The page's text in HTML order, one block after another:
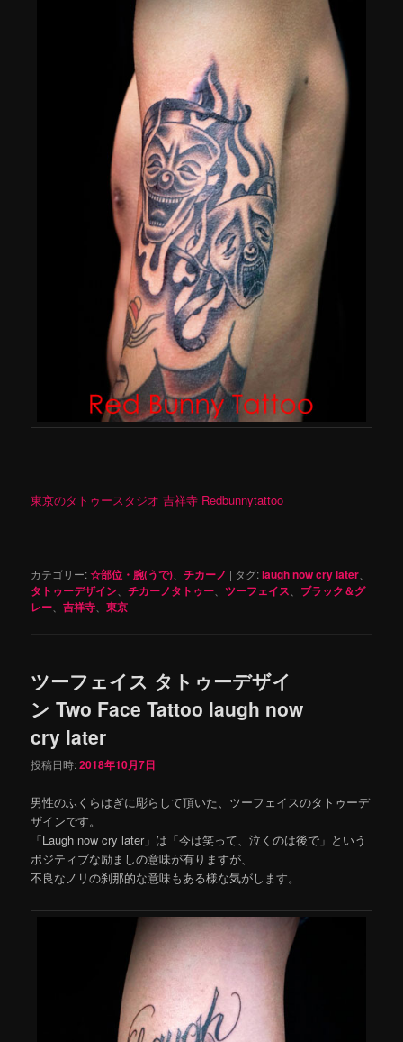
東京のタトゥースタジオ 吉祥寺 Redbunnytattoo
カテゴリー:☆部位・腕(うで) 、チカーノ | タグ:laugh now cry later
タトゥーデザイン 、チカーノタトゥー 、ツーフェイス
ブラック＆グ
レー 、吉祥寺 、東京
ツーフェイス タトゥーデザイ
ン Two Face Tattoo laugh now
cry later
投稿日時:2018年10月7日
男性のふくらはぎに彫らして頂いた、ツーフェイスのタトゥーデ
ザインです。
「Laugh now cry later」は「今は笑って、泣くのは後で」という
ポジティブな励ましの意味が有りますが、
不良なノリの刹那的な意味もある様な気がします。